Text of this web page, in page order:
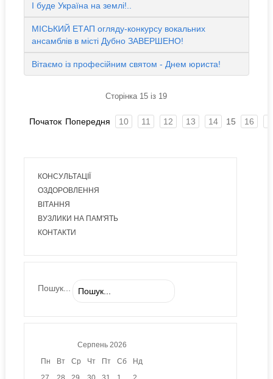
І буде Україна на землі!..
МІСЬКИЙ ЕТАП огляду-конкурсу вокальних
ансамблів в місті Дубно ЗАВЕРШЕНО!
Вітаємо із професійним святом - Днем юриста!
Сторінка 15 із 19
Початок Попередня 10 11 12 13 14 15 16
КОНСУЛЬТАЦІЇ
ОЗДОРОВЛЕННЯ
ВІТАННЯ
ВУЗЛИКИ НА ПАМ'ЯТЬ
КОНТАКТИ
Пошук...
Серпень 2026
Пн Вт Ср Чт Пт Сб Нд